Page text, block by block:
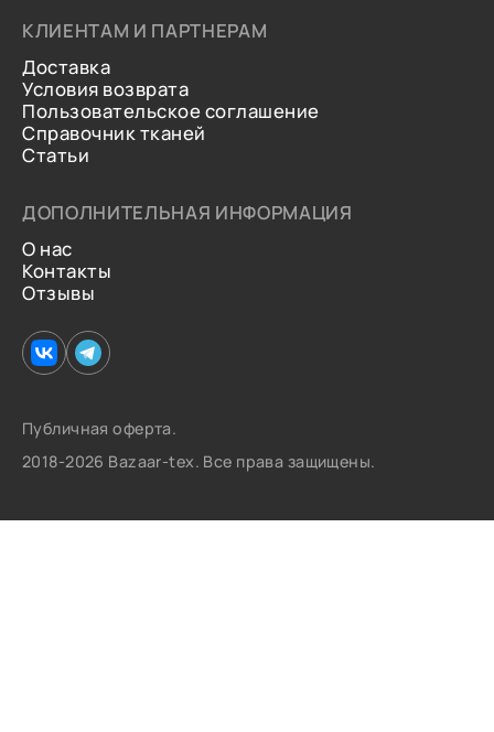
КЛИЕНТАМ И ПАРТНЕРАМ
Доставка
Условия возврата
Пользовательское соглашение
Справочник тканей
Статьи
ДОПОЛНИТЕЛЬНАЯ ИНФОРМАЦИЯ
О нас
Контакты
Отзывы
Публичная оферта.
2018-2026 Bazaar-tex. Все права защищены.